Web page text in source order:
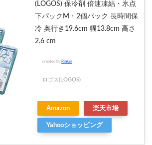
(LOGOS) 保冷剤 倍速凍結・氷点
下パックM・2個パック 長時間保
冷 奥行き19.6cm 幅13.8cm 高さ
2.6 cm
created by Rinker
ロゴス(LOGOS)
Amazon 楽天市場
Yahooショッピング